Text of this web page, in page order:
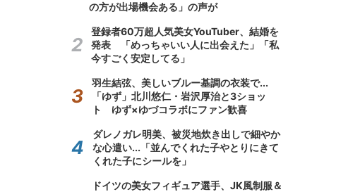
の方が出場機会ある」の声が
登録者60万超人気美女YouTuber、結婚を
発表 「めっちゃいい人に出会えた」「私
今すごく安定してる」
羽生結弦、美しいブルー基調の衣装で...
「ゆず」北川悠仁・岩沢厚治と3ショッ
ト ゆず×ゆづコラボにファン歓喜
ダレノガレ明美、被災地炊き出しで細やか
な心遣い...「並んでくれた子やとりにきて
くれた子にシールを」
ドイツの美女フィギュア選手、JK風制服＆